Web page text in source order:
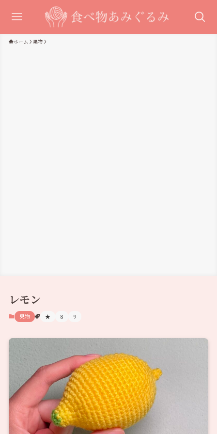
ホーム 果物
レモン
果物 ★ 8 9